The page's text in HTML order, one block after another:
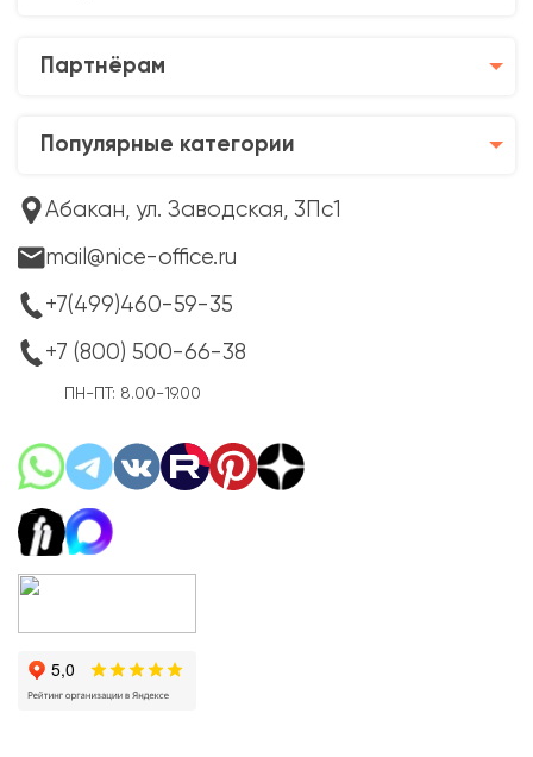
Партнёрам
Популярные категории
Абакан, ул. Заводская, 3Пс1
mail@nice-office.ru
+7(499)460-59-35
+7 (800) 500-66-38
ПН-ПТ: 8.00-19.00